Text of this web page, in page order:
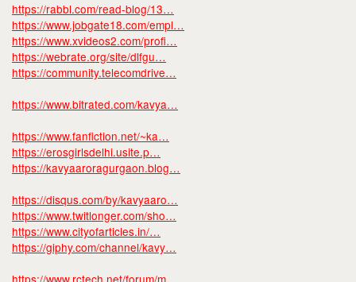
https://rabbl.com/read-blog/13…
https://www.jobgate18.com/empl…
https://www.xvideos2.com/profi…
https://webrate.org/site/dlfgu…
https://community.telecomdrive…
https://www.bitrated.com/kavya…
https://www.fanfiction.net/~ka…
https://erosgirlsdelhi.usite.p…
https://kavyaaroragurgaon.blog…
https://disqus.com/by/kavyaaro…
https://www.twitlonger.com/sho…
https://www.cityofarticles.in/…
https://giphy.com/channel/kavy…
https://www.rctech.net/forum/m…